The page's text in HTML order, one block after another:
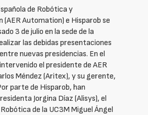
de Robótica y
Automation) e Hisparob se
3 de julio en la sede de la
las debidas presentaciones
nuevas presidencias. En el
el presidente de AER
Méndez (Aritex), y su gerente,
parte de Hisparob, han
Jorgina Díaz (Alisys), el
de la UC3M Miguel Ángel